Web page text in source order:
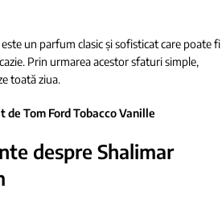
un parfum clasic și sofisticat care poate fi
Prin urmarea acestor sfaturi simple,
toată ziua.
Tom Ford Tobacco Vanille
despre Shalimar